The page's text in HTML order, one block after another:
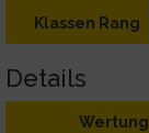
Klassen Rang
Details
Wertung